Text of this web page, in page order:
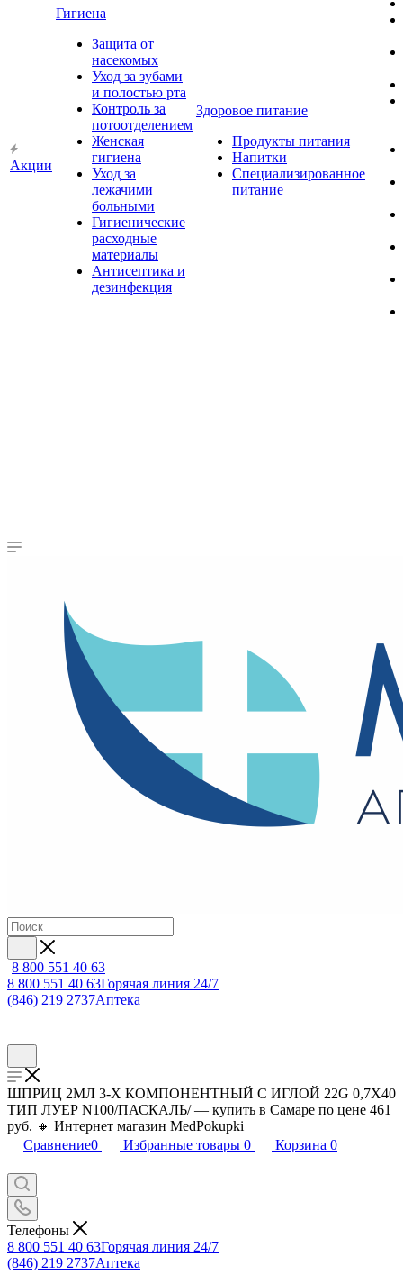
Акции
Гигиена
Защита от
насекомых
Уход за зубами
и полостью рта
Контроль за
потоотделением
Женская
гигиена
Уход за
лежачими
больными
Гигиенические
расходные
материалы
Антисептика и
дезинфекция
Здоровое питание
Продукты питания
Напитки
Специализированное
питание
8 800 551 40 63
8 800 551 40 63Горячая линия 24/7
(846) 219 2737Аптека
ШПРИЦ 2МЛ 3-Х КОМПОНЕНТНЫЙ C ИГЛОЙ 22G 0,7X40
ТИП ЛУЕР N100/ПАСКАЛЬ/ — купить в Самаре по цене 461
руб. 🔸 Интернет магазин MedPokupki
Сравнение0 Избранные товары 0 Корзина 0
Телефоны
8 800 551 40 63Горячая линия 24/7
(846) 219 2737Аптека